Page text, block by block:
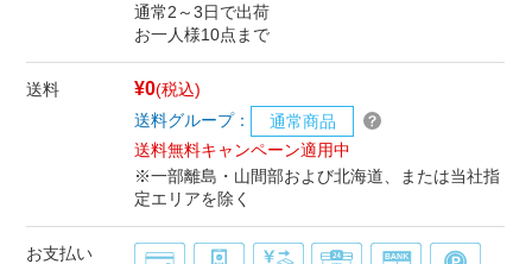
通常2～3日で出荷
お一人様10点まで
送料 ¥0(税込)
送料グループ：
通常商品
送料無料キャンペーン適用中
※一部離島・山間部および北海道、または当社指
定エリアを除く
お支払い